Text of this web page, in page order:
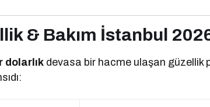
& Bakım İstanbul
dolarlık devasa bir hacme ulaşan güzellik